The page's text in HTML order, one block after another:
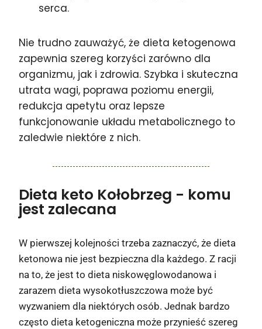
serca.
Nie trudno zauważyć, że dieta ketogenowa
zapewnia szereg korzyści zarówno dla
organizmu, jak i zdrowia. Szybka i skuteczna
utrata wagi, poprawa poziomu energii,
redukcja apetytu oraz lepsze
funkcjonowanie układu metabolicznego to
zaledwie niektóre z nich.
Dieta keto Kołobrzeg - komu
jest zalecana
W pierwszej kolejności trzeba zaznaczyć, że dieta
ketonowa nie jest bezpieczna dla każdego. Z racji
na to, że jest to dieta niskowęglowodanowa i
zarazem dieta wysokotłuszczowa może być
wyzwaniem dla niektórych osób. Jednak bardzo
często dieta ketogeniczna może przynieść szereg